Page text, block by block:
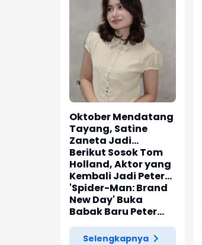
Oktober Mendatang
Tayang, Satine
Zaneta Jadi
Pemeran Utama Film
Siti Si Vampir
Berikut Sosok Tom
Holland, Aktor yang
Kembali Jadi Peter
Parker di 'Spider-
Man: Brand New Day'
'Spider-Man: Brand
New Day' Buka
Babak Baru Peter
Parker di Marvel
Cinematic Universe
Selengkapnya